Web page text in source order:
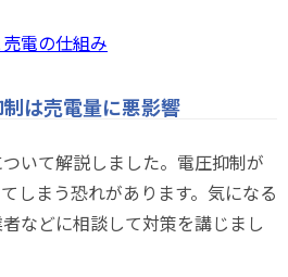
電の仕組み
は売電量に悪影響
いて解説しました。電圧抑制が
しまう恐れがあります。気になる
などに相談して対策を講じまし